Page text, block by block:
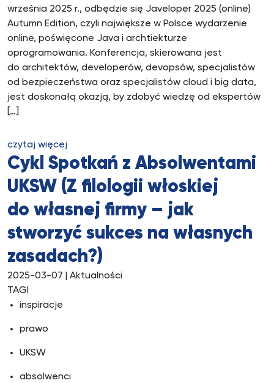
września 2025 r., odbędzie się Javeloper 2025 (online)
Autumn Edition, czyli największe w Polsce wydarzenie
online, poświęcone Java i archtiekturze
oprogramowania. Konferencja, skierowana jest
do architektów, developerów, devopsów, specjalistów
od bezpieczeństwa oraz specjalistów cloud i big data,
jest doskonałą okazją, by zdobyć wiedzę od ekspertów
[…]
czytaj więcej
Cykl Spotkań z Absolwentami
UKSW (Z filologii włoskiej
do własnej firmy – jak
stworzyć sukces na własnych
zasadach?)
2025-03-07 | Aktualności
TAGI
inspiracje
prawo
UKSW
absolwenci